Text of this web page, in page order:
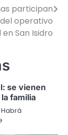
participan
del operativo
San Isidro
se vienen
familia